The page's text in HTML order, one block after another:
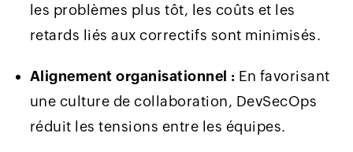
les problèmes plus tôt, les coûts et les
retards liés aux correctifs sont minimisés.
Alignement organisationnel : En favorisant
une culture de collaboration, DevSecOps
réduit les tensions entre les équipes.